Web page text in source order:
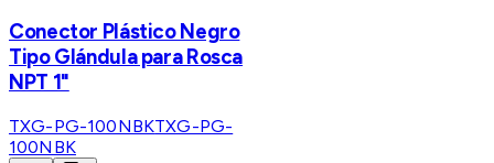
Conector Plástico Negro
Tipo Glándula para Rosca
NPT 1"
TXG-PG-100NBKTXG-PG-
100NBK